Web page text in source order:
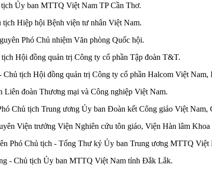
Ủy ban MTTQ Việt Nam TP Cần Thơ.
Hiệp hội Bệnh viện tư nhân Việt Nam.
Phó Chủ nhiệm Văn phòng Quốc hội.
Hội đồng quản trị Công ty cổ phần Tập đoàn T&T.
tịch Hội đồng quản trị Công ty cổ phần Halcom Việt
đoàn Thương mại và Công nghiệp Việt Nam.
Chủ tịch Trung ương Ủy ban Đoàn kết Công giáo Việt
Viện trưởng Viện Nghiên cứu tôn giáo, Viện Hàn lâm Khoa
Phó Chủ tịch - Tổng Thư ký Ủy ban Trung ương MTTQ Việt
- Chủ tịch Ủy ban MTTQ Việt Nam tỉnh Đắk Lắk.